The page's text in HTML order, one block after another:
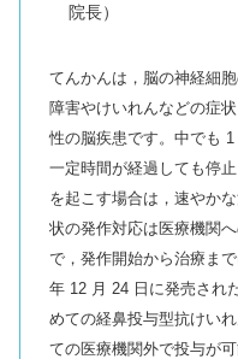
院長）
てんかんは，脳の神経細
障害やけいれんなどの症
性の脳疾患です。中でも
一定時間が経過しても停
を起こす場合は，速やか
状の発作対応は医療機関
で，発作開始から治療ま
年 12 月 24 日に発売され
めての経鼻投与型抗けい
ての医療機関外で投与が